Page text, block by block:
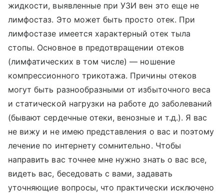
жидкости, выявленные при УЗИ вен это еще не
лимфостаз. Это может быть просто отек. При
лимфостазе имеется характерный отек тыла
стопы. Основное в предотвращении отеков
(лимфатических в том числе) — ношение
компрессионного трикотажа. Причины отеков
могут быть разнообразными от избыточного веса
и статической нагрузки на работе до заболеваний
(бывают сердечные отеки, венозные и т.д.). Я вас
не вижу и не имею представления о вас и поэтому
лечение по интернету сомнительно. Чтобы
направить вас точнее мне нужно знать о вас все,
видеть вас, беседовать с вами, задавать
уточняющие вопросы, что практически исключено